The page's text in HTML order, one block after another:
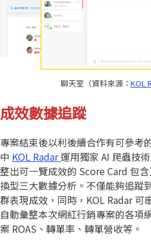
聊天室（資料來源： KOL
成效數據追蹤
專案結束後以利後續合作有可參考
中 KOL Radar運用獨家 AI 爬蟲技
整出可一覽成效的 Score Card 包
換型三大數據分析。不僅能夠追蹤
群表現成效，同時，KOL Radar 可
自動彙整本次網紅行銷專案的各項
案 ROAS、轉單率、轉單營收等。